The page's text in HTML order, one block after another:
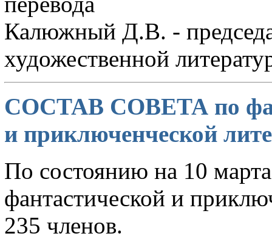
Калюжный Д.В. -
художественной
СОСТАВ СОВЕТА по
и приключенческой
По состоянию на 10
фантастической и
235 членов.